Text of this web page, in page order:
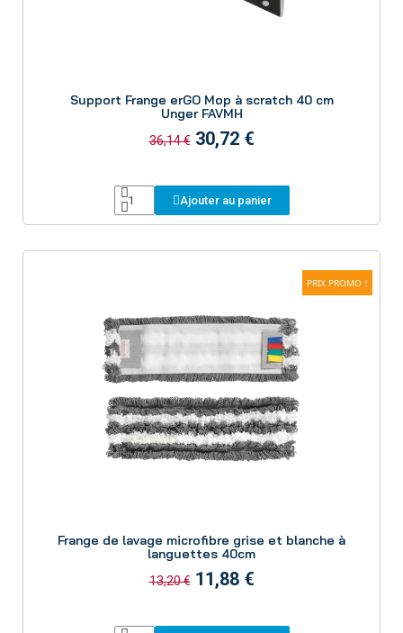
Support Frange erGO Mop à scratch 40 cm
Unger FAVMH
36,14 € 30,72 €
Ajouter au panier
PRIX PROMO !
Frange de lavage microfibre grise et blanche à
languettes 40cm
13,20 € 11,88 €